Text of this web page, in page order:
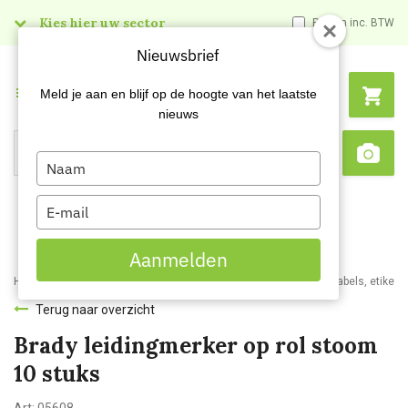
Kies hier uw sector Prijzen inc. BTW
Search
Menu
Home Webshop Veiligheidsartikelen Signalisatie Printers, labels,
Terug naar overzicht
Brady leidingmerker op rol stoom
10 stuks
Nieuwsbrief
Meld je aan en blijf op de hoogte van het laatste
nieuws
Type
your
name
Type
your
email
Aanmelden